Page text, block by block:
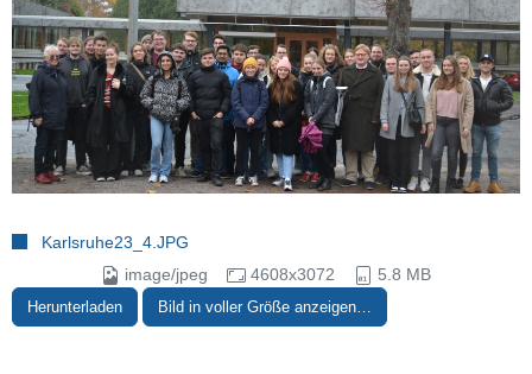
Karlsruhe23_4.JPG
image/jpeg
4608x3072 5.8 MB
Herunterladen Bild in voller Größe anzeigen…